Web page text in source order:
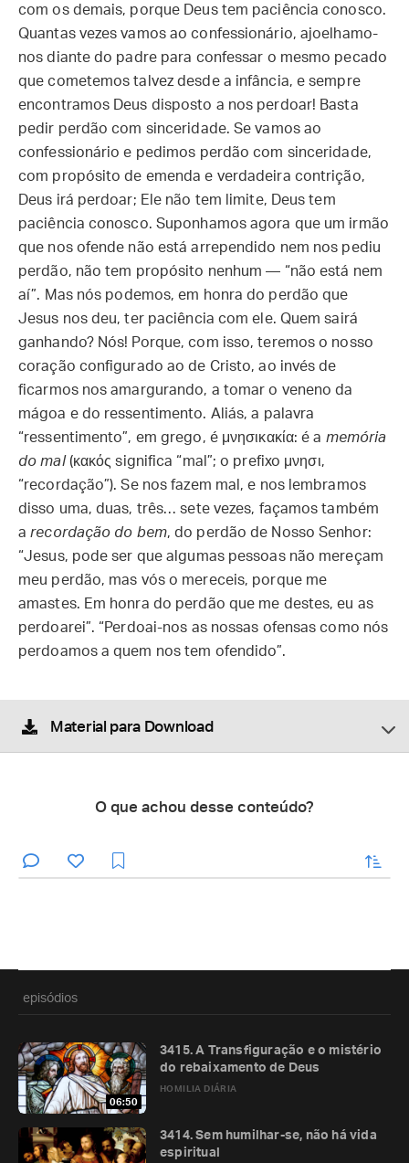
com os demais, porque Deus tem paciência conosco.
Quantas vezes vamos ao confessionário, ajoelhamo-
nos diante do padre para confessar o mesmo pecado
que cometemos talvez desde a infância, e sempre
encontramos Deus disposto a nos perdoar! Basta
pedir perdão com sinceridade. Se vamos ao
confessionário e pedimos perdão com sinceridade,
com propósito de emenda e verdadeira contrição,
Deus irá perdoar; Ele não tem limite, Deus tem
paciência conosco. Suponhamos agora que um irmão
que nos ofende não está arrependido nem nos pediu
perdão, não tem propósito nenhum — “não está nem
aí”. Mas nós podemos, em honra do perdão que
Jesus nos deu, ter paciência com ele. Quem sairá
ganhando? Nós! Porque, com isso, teremos o nosso
coração configurado ao de Cristo, ao invés de
ficarmos nos amargurando, a tomar o veneno da
mágoa e do ressentimento. Aliás, a palavra
“ressentimento”, em grego, é μνησικακία: é a memória
do mal (κακός significa “mal”; o prefixo μνησι,
“recordação”). Se nos fazem mal, e nos lembramos
disso uma, duas, três… sete vezes, façamos também
arecordação do bem, do perdão de Nosso Senhor:
“Jesus, pode ser que algumas pessoas não mereçam
meu perdão, mas vós o mereceis, porque me
amastes. Em honra do perdão que me destes, eu as
perdoarei”. “Perdoai-nos as nossas ofensas como nós
perdoamos a quem nos tem ofendido”.
Material para Download
O que achou desse conteúdo?
enviar
episódios
06:50
HOMILIA DIÁRIA
3415. A Transfiguração e o mistério
do rebaixamento de Deus
3414. Sem humilhar-se, não há vida
espiritual